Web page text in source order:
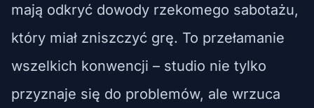
mają odkryć dowody rzekomego sabotażu,
który miał zniszczyć grę. To przełamanie
wszelkich konwencji – studio nie tylko
przyznaje się do problemów, ale wrzuca